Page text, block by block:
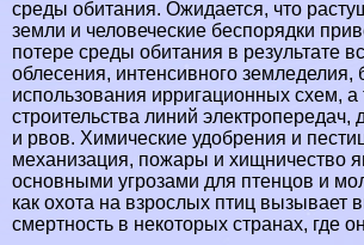
среды обитания. Ожидается, что
земли и человеческие беспорядки
потере среды обитания в результате
облесения, интенсивного земледелия,
использования ирригационных схем, а
строительства линий электропередач,
и рвов. Химические удобрения и
механизация, пожары и хищничество
основными угрозами для птенцов и
как охота на взрослых птиц вызывает
cмepтность в некоторых странах, где